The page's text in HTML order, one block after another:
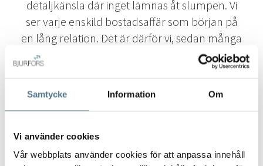
Samtycke Information Om
Vi använder cookies
Vår webbplats använder cookies för att anpassa innehåll
detaljkänsla där inget lämnas åt slumpen. Vi
ser varje enskild bostadsaffär som början på
en lång relation. Det är därför vi, sedan många
år, har fått förtroendet att förmedla många av
innerstadens mest hänförande hem.
Läs mer om Bjurfors Century ▶
VANLIGA FRÅGOR TILL MÄKLARE